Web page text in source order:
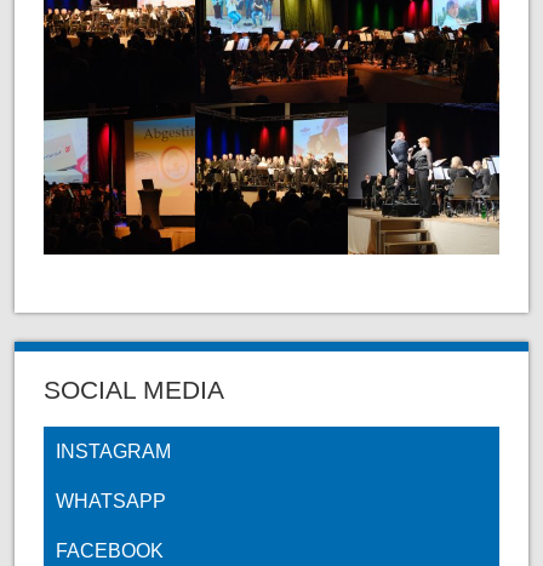
SOCIAL MEDIA
INSTAGRAM
WHATSAPP
FACEBOOK